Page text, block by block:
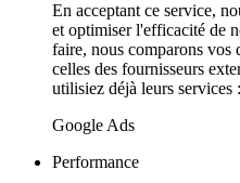
En acceptant ce service,
et optimiser l'efficacité de
faire, nous comparons vos
celles des fournisseurs
utilisiez déjà leurs services :
Google Ads
Performance